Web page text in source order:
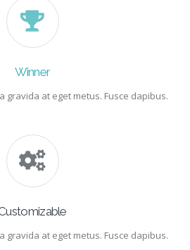
Winner
gravida at eget metus. Fusce dapibus.
gravida at eget metus. Fusce dapibus.